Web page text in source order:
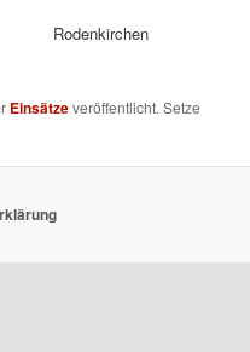
Einsätzeveröffentlicht. Setze